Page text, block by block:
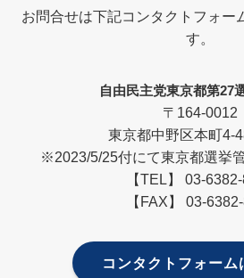
お問合せは下記コンタクトフォー
す。
自由民主党東京都第27
〒164-0012
東京都中野区本町4-
※2023/5/25付にて東京都選挙
【TEL】 03-
【FAX】 03-
コンタクトフォーム